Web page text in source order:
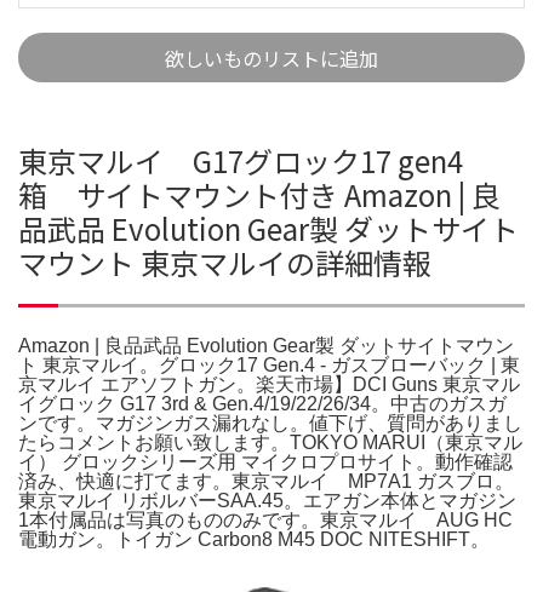
欲しいものリストに追加
東京マルイ G17グロック17 gen4
箱 サイトマウント付き Amazon | 良
品武品 Evolution Gear製 ダットサイト
マウント 東京マルイの詳細情報
Amazon | 良品武品 Evolution Gear製 ダットサイトマウン
ト 東京マルイ。グロック17 Gen.4 - ガスブローバック | 東
京マルイ エアソフトガン。楽天市場】DCI Guns 東京マル
イグロック G17 3rd & Gen.4/19/22/26/34。中古のガスガ
ンです。マガジンガス漏れなし。値下げ、質問がありまし
たらコメントお願い致します。TOKYO MARUI（東京マル
イ） グロックシリーズ用 マイクロプロサイト。動作確認
済み、快適に打てます。東京マルイ MP7A1 ガスブロ。
東京マルイ リボルバーSAA.45。エアガン本体とマガジン
1本付属品は写真のもののみです。東京マルイ AUG HC
電動ガン。トイガン Carbon8 M45 DOC NITESHIFT。